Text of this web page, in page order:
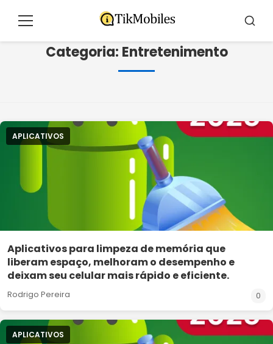
paraMenu
Categoria: Entretenimento
APLICATIVOS
Aplicativos para limpeza de memória que
liberam espaço, melhoram o desempenho e
deixam seu celular mais rápido e eficiente.
Rodrigo Pereira 0
APLICATIVOS